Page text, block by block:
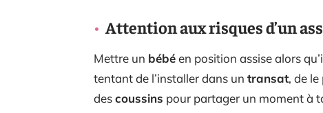
Attention aux risques d’un
Mettre un bébéen position assise alors
tentant de l’installer dans un transat, de
descoussins pour partager un moment à